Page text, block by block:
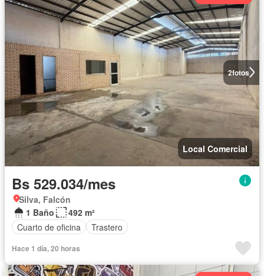
2fotos
Local Comercial
Bs 529.034/mes
Silva, Falcón
1 Baño
492 m²
Cuarto de oficina
Trastero
Hace 1 día, 20 horas